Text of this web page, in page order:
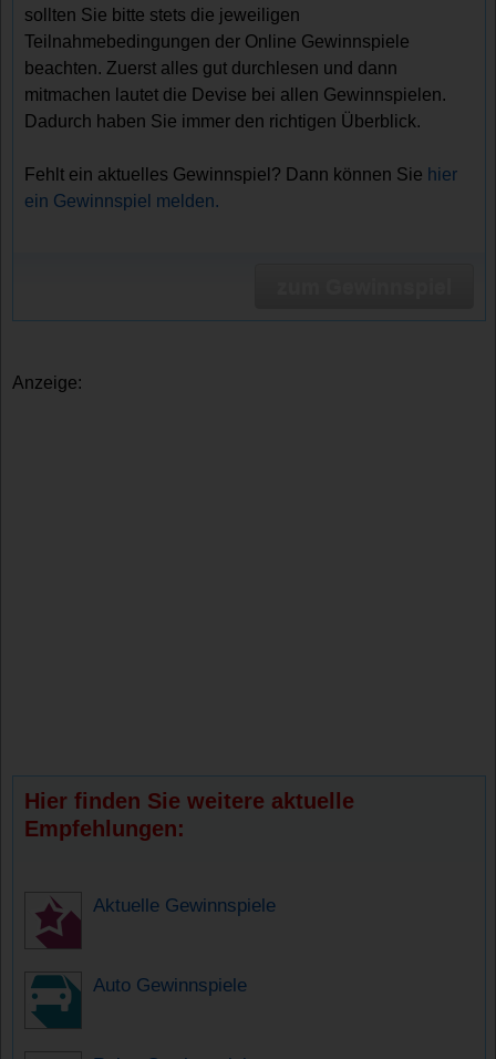
sollten Sie bitte stets die jeweiligen
Teilnahmebedingungen der Online Gewinnspiele
beachten. Zuerst alles gut durchlesen und dann
mitmachen lautet die Devise bei allen Gewinnspielen.
Dadurch haben Sie immer den richtigen Überblick.
Fehlt ein aktuelles Gewinnspiel? Dann können Sie hier
ein Gewinnspiel melden.
Anzeige:
Hier finden Sie weitere aktuelle
Empfehlungen:
Aktuelle Gewinnspiele
Auto Gewinnspiele